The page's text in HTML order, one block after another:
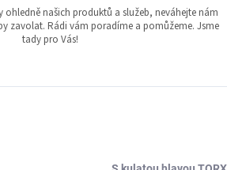
našich produktů a služeb, neváhejte nám
zavolat. Rádi vám poradíme a pomůžeme. Jsme
tady pro Vás!